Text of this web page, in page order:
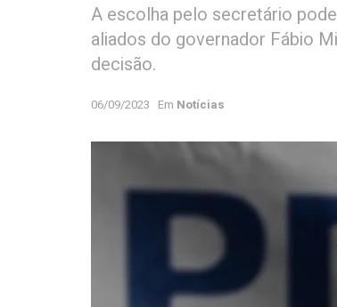
A escolha pelo secretário
aliados do governador Fábio
decisão.
06/09/2023 Em Notícias